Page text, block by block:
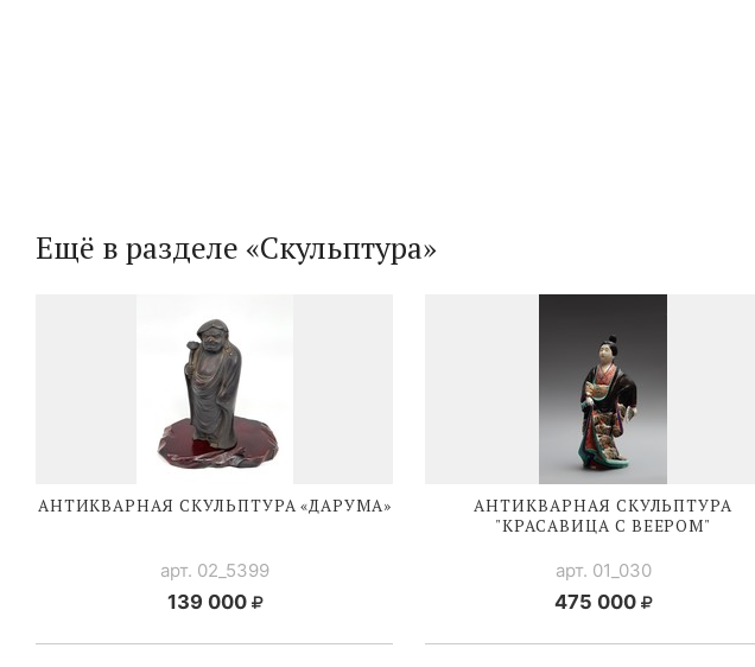
Ещё в разделе «Скульптура»
АНТИКВАРНАЯ СКУЛЬПТУРА «ДАРУМА»
арт. 02_5399
139 000
АНТИКВАРНАЯ СКУЛЬПТУРА
"КРАСАВИЦА С ВЕЕРОМ"
арт. 01_030
475 000